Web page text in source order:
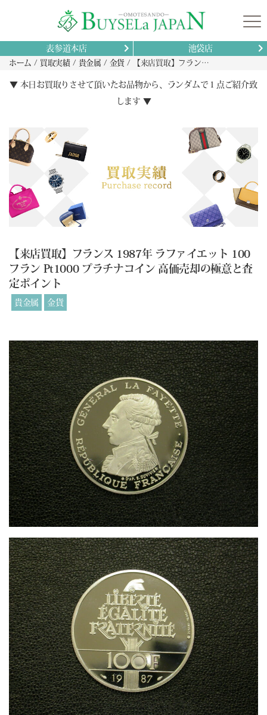
表参道本店 池袋店
ホーム 買取実績 貴金属 金貨 【来店買取】フランス 1987年 ラファイエット 100フラン Pt1000 プラチナコイン 高価売却の極意と査定ポイント
▼ 本日お買取りさせて頂いたお品物から、ランダムで１点ご紹介致
します ▼
【来店買取】フランス 1987年 ラファイエット 100
フラン Pt1000 プラチナコイン 高価売却の極意と査
定ポイント
貴金属 金貨